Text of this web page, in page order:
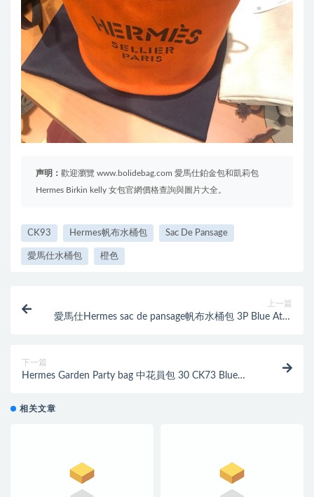
声明： 歡迎瀏覽 www.bolidebag.com 愛馬仕鉑金包和凱莉包
Hermes Birkin kelly 女包官網價格查詢與圖片大全。
CK93 Hermes帆布水桶包 Sac De Pansage
愛馬仕水桶包 橙色
上一篇
愛馬仕Hermes sac de pansage帆布水桶包 3P Blue Atoll
下一篇
Hermes Garden Party bag 中花員包 30 CK73 Blue
相关文章